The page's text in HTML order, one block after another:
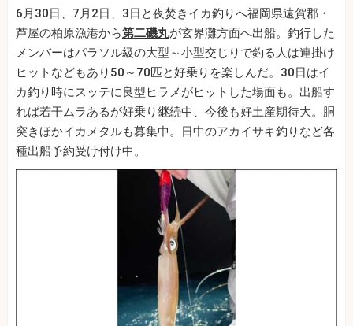
6月30日、7月2日、3日と夜焚きイカ釣りへ福岡県遠賀郡・
芦屋の柏原漁港から第二磯丸が玄界灘方面へ出船。釣行した
メンバーはパラソル級の大型～小型交じりで釣る人は連掛け
ヒットなどもあり50～70匹と好乗りを楽しんだ。30日はイ
カ釣り時にスッテに良型ヒラメがヒットした場面も。出船す
れば若干ムラあるが好乗り継続中、今後も好土産期待大。胴
突きほかイカメタルも募集中。日中のアカイサキ釣りなど各
種出船予約受け付け中。